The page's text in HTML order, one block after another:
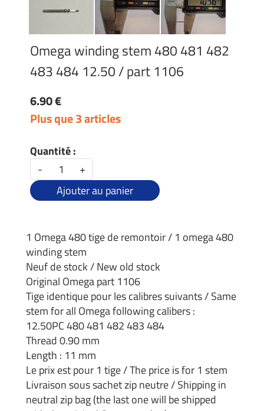
Omega winding stem 480 481 482
483 484 12.50 / part 1106
6.90 €
Plus que 3 articles
Quantité :
-
+
Ajouter au panier
1 Omega 480 tige de remontoir / 1 omega 480
winding stem
Neuf de stock / New old stock
Original Omega part 1106
Tige identique pour les calibres suivants / Same
stem for all Omega following calibers :
12.50PC 480 481 482 483 484
Thread 0.90 mm
Length : 11 mm
Le prix est pour 1 tige / The price is for 1 stem
Livraison sous sachet zip neutre / Shipping in
neutral zip bag (the last one will be shipped